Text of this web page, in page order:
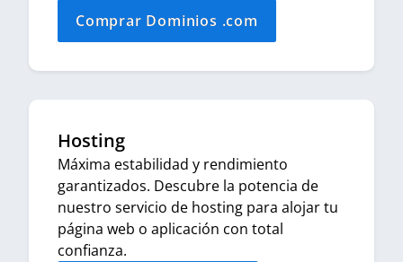
Comprar Dominios .com
Hosting
Máxima estabilidad y rendimiento
garantizados. Descubre la potencia de
nuestro servicio de hosting para alojar tu
página web o aplicación con total
confianza.